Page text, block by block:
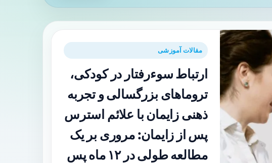
مقالات آموزشی
ارتباط سوءرفتار در کودکی،
تروماهای بزرگسالی و تجربه
ذهنی زایمان با علائم استرس
پس از زایمان: مروری بر یک
مطالعه طولی در ۱۲ ماه پس